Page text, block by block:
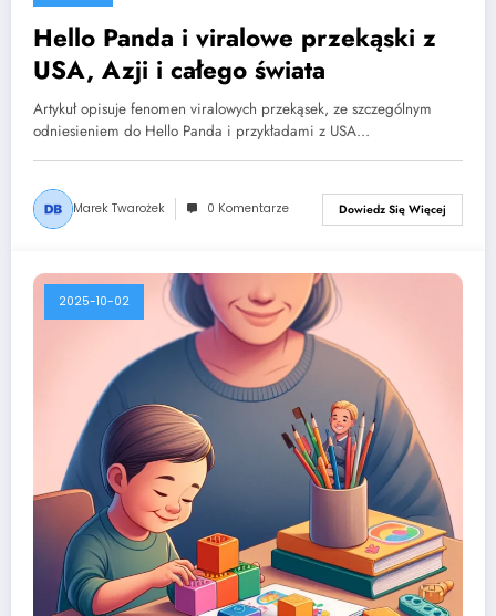
Hello Panda i viralowe przekąski z
USA, Azji i całego świata
Artykuł opisuje fenomen viralowych przekąsek, ze szczególnym
odniesieniem do Hello Panda i przykładami z USA…
Marek Twarożek 0 Komentarze Dowiedz Się Więcej
2025-10-02